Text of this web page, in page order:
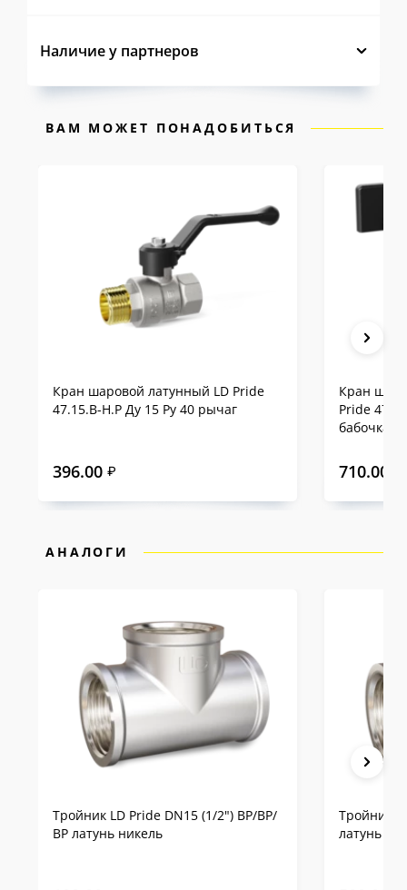
Наличие у партнеров
ВАМ МОЖЕТ ПОНАДОБИТЬСЯ
Кран шаровой латунный LD Pride
47.15.В-Н.Р Ду 15 Ру 40 рычаг
396.00 ₽
Кран
Pride
бабочка
710.00
АНАЛОГИ
Тройник LD Pride DN15 (1/2") ВР/ВР/
ВР латунь никель
Тройник
латунь